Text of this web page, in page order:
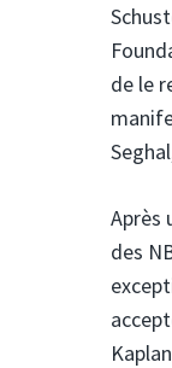
de le
Après
des